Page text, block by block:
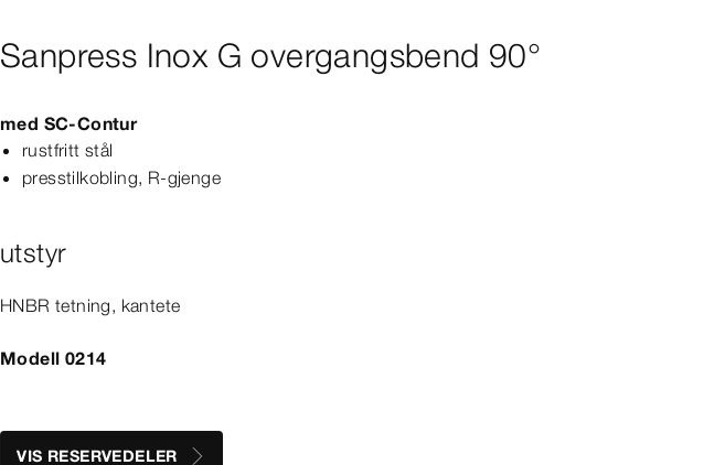
Sanpress Inox G overgangsbend 90°
med SC‑Contur
rustfritt stål
presstilkobling, R-​gjenge
utstyr
HNBR tetning, kantete
Modell 0214
VIS RESERVEDELER